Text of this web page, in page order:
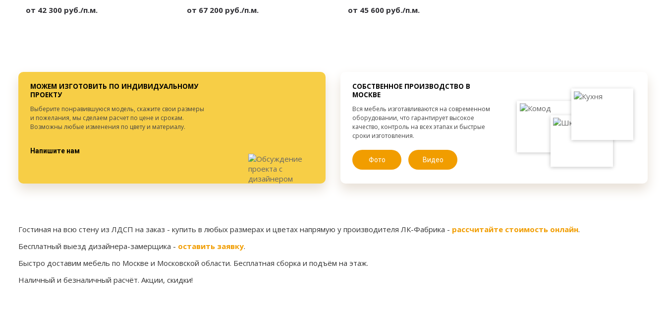
от 42 300 руб./п.м.
от 67 200 руб./п.м.
от 45 600 руб./п.м.
МОЖЕМ ИЗГОТОВИТЬ ПО ИНДИВИДУАЛЬНОМУ
ПРОЕКТУ
Выберите понравившуюся модель, скажите свои размеры
и пожелания, мы сделаем расчет по цене и срокам.
Возможны любые изменения по цвету и материалу.
Напишите нам
СОБСТВЕННОЕ ПРОИЗВОДСТВО В
МОСКВЕ
Вся мебель изготавливаются на современном
оборудовании, что гарантирует высокое
качество, контроль на всех этапах и быстрые
сроки изготовления.
Фото Видео
Гостиная на всю стену из ЛДСП на заказ - купить в любых размерах и цветах напрямую у производителя ЛК-Фабрика - рассчитайте стоимость онлайн.
Бесплатный выезд дизайнера-замерщика - оставить заявку.
Быстро доставим мебель по Москве и Московской области. Бесплатная сборка и подъём на этаж.
Наличный и безналичный расчёт. Акции, скидки!